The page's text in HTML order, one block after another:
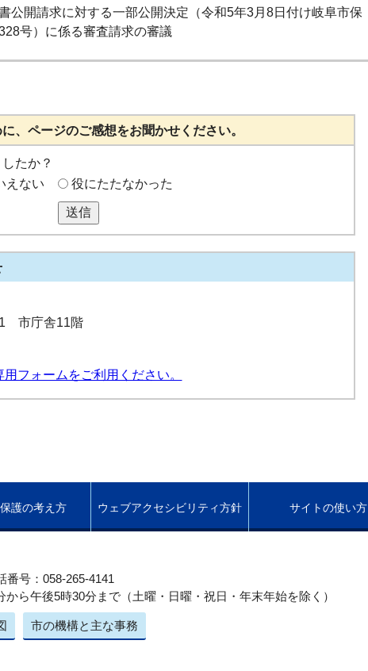
公開請求に対する一部公開決定（令和5年3月8日付け岐阜市保
号）に係る審査請求の審議
、ページのご感想をお聞かせください。
たか？
えない 役にたたなかった
送信
市庁舎11階
フォームをご利用ください。
護の考え方 ウェブアクセシビリティ方針 サイトの使い方
番号：058-265-4141
ら午後5時30分まで（土曜・日曜・祝日・年末年始を除く）
市の機構と主な事務